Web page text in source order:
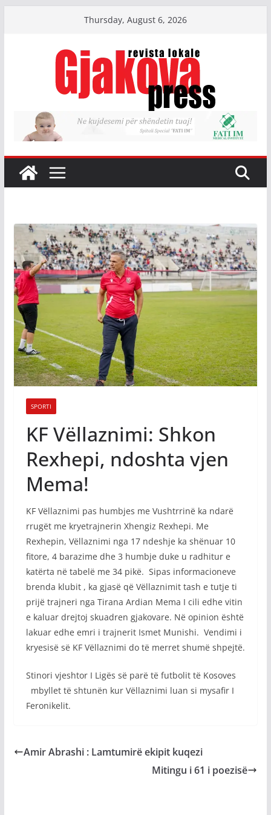
Thursday, August 6, 2026
SPORTI
KF Vëllaznimi: Shkon
Rexhepi, ndoshta vjen
Mema!
KF Vëllaznimi pas humbjes me Vushtrrinë ka ndarë
rrugët me kryetrajnerin Xhengiz Rexhepi. Me
Rexhepin, Vëllaznimi nga 17 ndeshje ka shënuar 10
fitore, 4 barazime dhe 3 humbje duke u radhitur e
katërta në tabelë me 34 pikë. Sipas informacioneve
brenda klubit , ka gjasë që Vëllaznimit tash e tutje ti
prijë trajneri nga Tirana Ardian Mema I cili edhe vitin
e kaluar drejtoj skuadren gjakovare. Në opinion është
lakuar edhe emri i trajnerit Ismet Munishi. Vendimi i
kryesisë së KF Vëllaznimi do të merret shumë shpejtë.
Stinori vjeshtor I Ligës së parë të futbolit të Kosoves
mbyllet të shtunën kur Vëllaznimi luan si mysafir I
Feronikelit.
Amir Abrashi : Lamtumirë ekipit kuqezi
Mitingu i 61 i poezisë